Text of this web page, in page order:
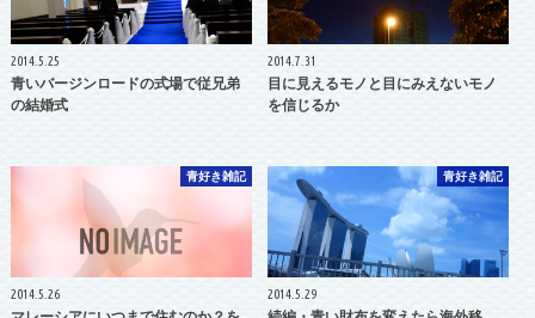
2014.5.25
青いバージンロードの式場で従兄弟
の結婚式
2014.7.31
目に見えるモノと目にみえないモノ
を信じるか
青好き雑記
2014.5.26
青好き雑記
2014.5.29